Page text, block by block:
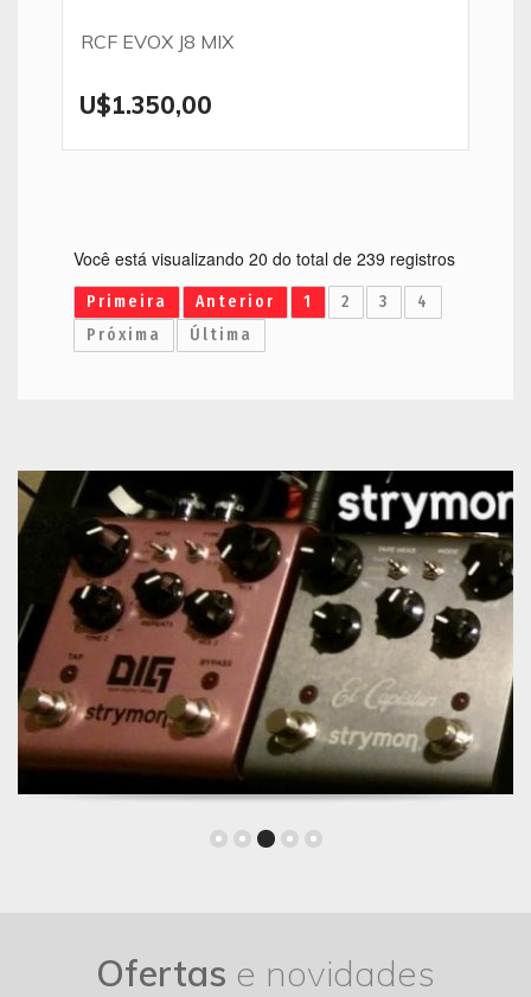
RCF EVOX J8 MIX
U$1.350,00
Você está visualizando 20 do total de 239 registros
Primeira Anterior 1 2 3
4
Próxima
Última
Ofertas e novidades